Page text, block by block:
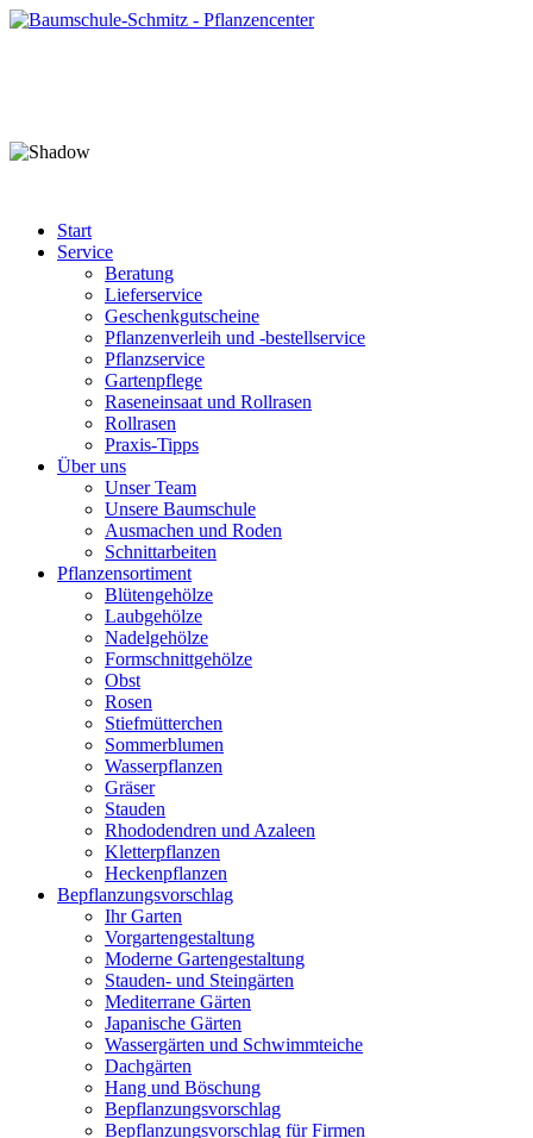
Start
Service
Beratung
Lieferservice
Geschenkgutscheine
Pflanzenverleih und -bestellservice
Pflanzservice
Gartenpflege
Raseneinsaat und Rollrasen
Rollrasen
Praxis-Tipps
Über uns
Unser Team
Unsere Baumschule
Ausmachen und Roden
Schnittarbeiten
Pflanzensortiment
Blütengehölze
Laubgehölze
Nadelgehölze
Formschnittgehölze
Obst
Rosen
Stiefmütterchen
Sommerblumen
Wasserpflanzen
Gräser
Stauden
Rhododendren und Azaleen
Kletterpflanzen
Heckenpflanzen
Bepflanzungsvorschlag
Ihr Garten
Vorgartengestaltung
Moderne Gartengestaltung
Stauden- und Steingärten
Mediterrane Gärten
Japanische Gärten
Wassergärten und Schwimmteiche
Dachgärten
Hang und Böschung
Bepflanzungsvorschlag
Bepflanzungsvorschlag für Firmen